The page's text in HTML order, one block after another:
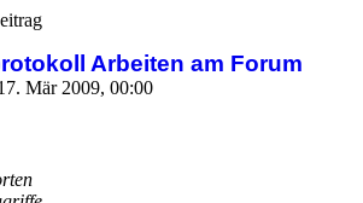
Arbeiten am Forum
Mär 2009, 00:00